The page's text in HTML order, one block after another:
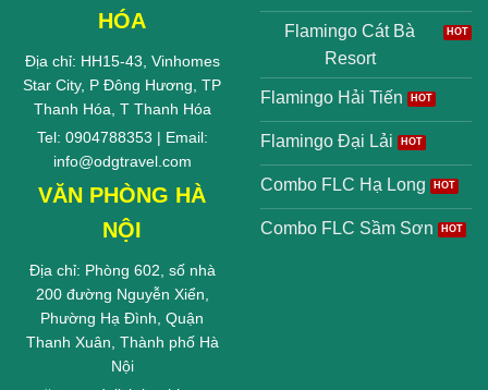
HÓA
Địa chỉ: HH15-43, Vinhomes
Star City, P Đông Hương, TP
Thanh Hóa, T Thanh Hóa
Tel: 0904788353 | Email:
info@odgtravel.com
VĂN PHÒNG HÀ
NỘI
Địa chỉ: Phòng 602, số nhà
200 đường Nguyễn Xiển,
Phường Hạ Đình, Quận
Thanh Xuân, Thành phố Hà
Nội
Flamingo Cát Bà
Resort
Flamingo Hải Tiến
Flamingo Đại Lải
Combo FLC Hạ Long
Combo FLC Sầm Sơn